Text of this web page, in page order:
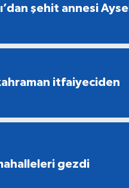
şehit annesi Aysel
itfaiyeciden
gezdi